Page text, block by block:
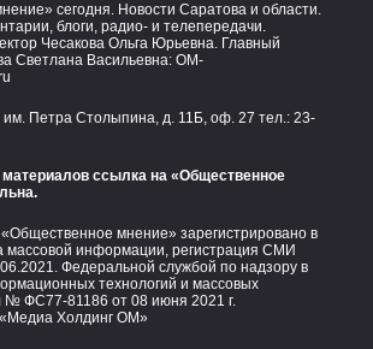
сегодня. Новости Саратова и области.
блоги, радио- и телепередачи.
Чесакова Ольга Юрьевна. Главный
Светлана Васильевна: OM-
им. Петра Столыпина, д. 11Б, оф. 27 тел.: 23-
материалов ссылка на «Общественное
мнение» зарегистрировано в
массовой информации, регистрация СМИ
Федеральной службой по надзору в
технологий и массовых
№ ФС77-81186 от 08 июня 2021 г.
Холдинг ОМ»